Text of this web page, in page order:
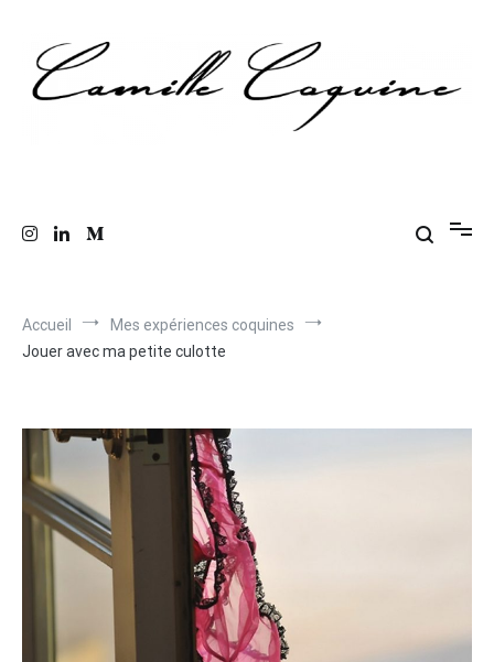
contenu
Accueil
Mes expériences coquines
Jouer avec ma petite culotte